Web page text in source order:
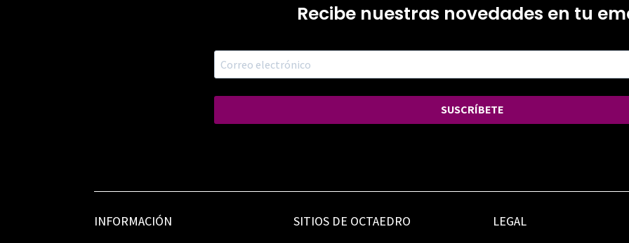
Recibe nuestras novedades en tu
SUSCRÍBETE
INFORMACIÓN SITIOS DE OCTAEDRO LEGAL